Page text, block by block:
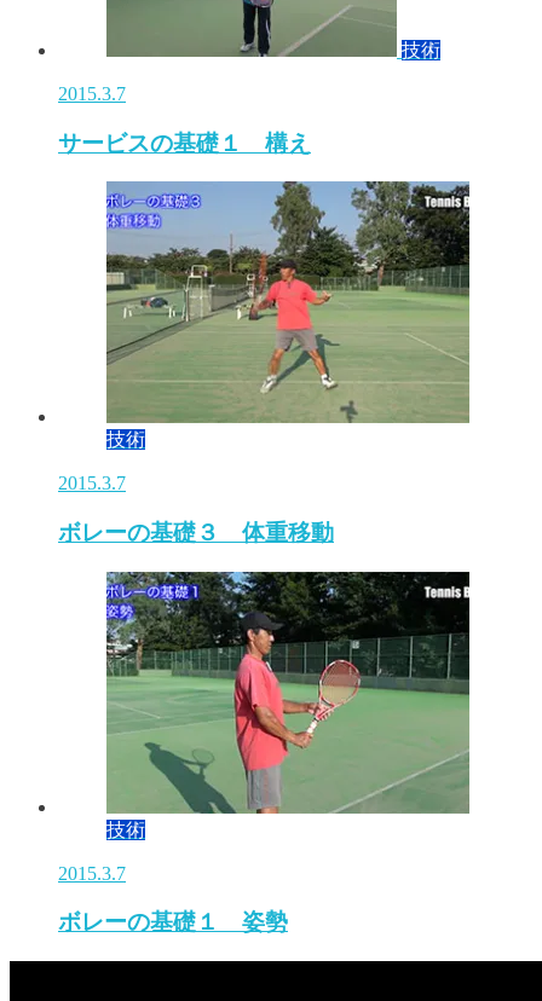
技術
2015.3.7
サービスの基礎１ 構え
技術
2015.3.7
ボレーの基礎３ 体重移動
技術
2015.3.7
ボレーの基礎１ 姿勢